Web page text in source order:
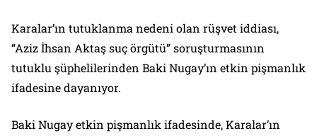
Karalar’ın tutuklanma nedeni olan rüşvet iddiası,
“Aziz İhsan Aktaş suç örgütü” soruşturmasının
tutuklu şüphelilerinden Baki Nugay’ın etkin pişmanlık
ifadesine dayanıyor.
Baki Nugay etkin pişmanlık ifadesinde, Karalar’ın